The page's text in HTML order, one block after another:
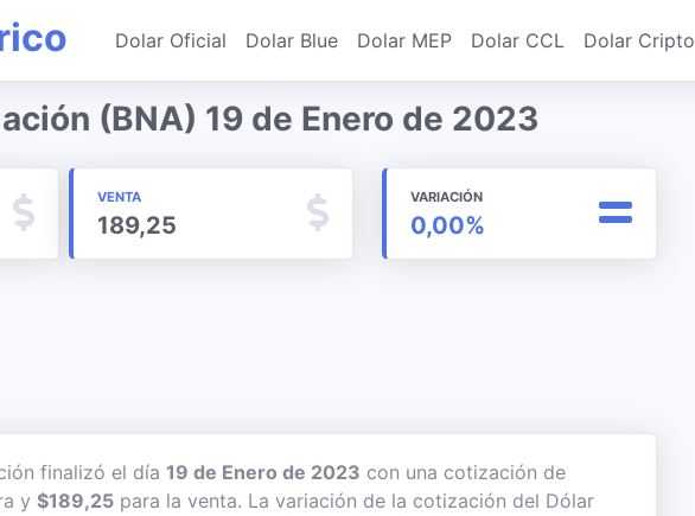
Dolar Oficial Dolar Blue Dolar MEP Dolar CCL Dolar Cripto
(BNA) 19 de Enero de 2023
VENTA
189,25
VARIACIÓN
0,00%
finalizó el día 19 de Enero de 2023 con una cotización de
y $189,25 para la venta. La variación de la cotización del Dólar